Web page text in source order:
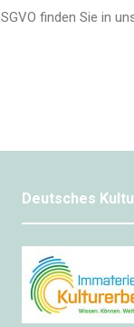
finden Sie in
Deutsches